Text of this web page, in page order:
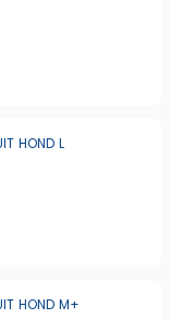
HOND L
HOND M+